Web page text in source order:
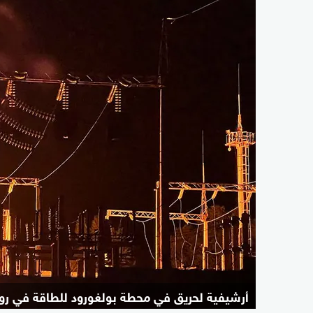
أرشيفية لحريق في محطة بولغورود للطاقة في